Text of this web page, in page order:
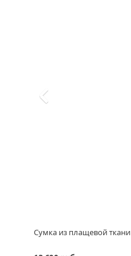
Сумка из плащевой ткани